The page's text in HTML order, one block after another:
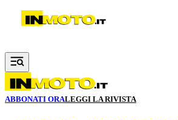
Vai al contenuto principale
ABBONATI ORALEGGI LA RIVISTA